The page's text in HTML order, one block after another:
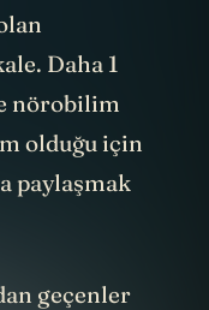
Daha 1
nörobilim
olduğu için
paylaşmak
geçenler